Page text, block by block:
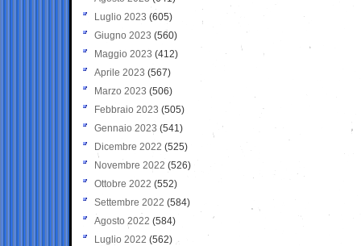
Luglio 2023 (605)
Giugno 2023 (560)
Maggio 2023 (412)
Aprile 2023 (567)
Marzo 2023 (506)
Febbraio 2023 (505)
Gennaio 2023 (541)
Dicembre 2022 (525)
Novembre 2022 (526)
Ottobre 2022 (552)
Settembre 2022 (584)
Agosto 2022 (584)
Luglio 2022 (562)